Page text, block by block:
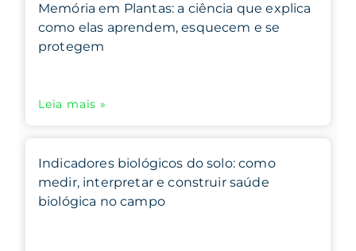
Memória em Plantas: a ciência que explica
como elas aprendem, esquecem e se
protegem
Leia mais »
Indicadores biológicos do solo: como
medir, interpretar e construir saúde
biológica no campo